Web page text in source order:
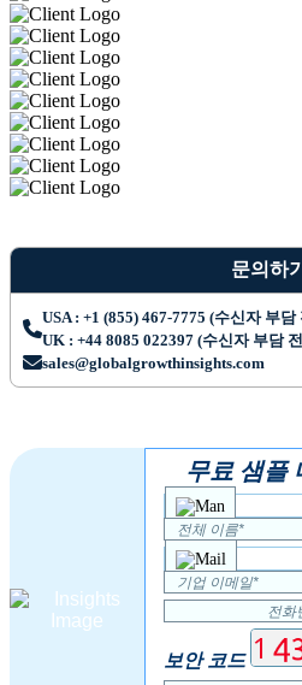
문의하기
USA : +1 (855) 467-7775 (수신자 부담
UK : +44 8085 022397 (수신자 부담
sales@globalgrowthinsights.com
무료 샘플
보안 코드